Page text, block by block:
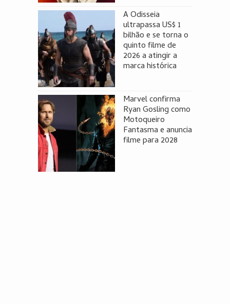
A Odisseia
ultrapassa US$ 1
bilhão e se torna o
quinto filme de
2026 a atingir a
marca histórica
Marvel confirma
Ryan Gosling como
Motoqueiro
Fantasma e anuncia
filme para 2028